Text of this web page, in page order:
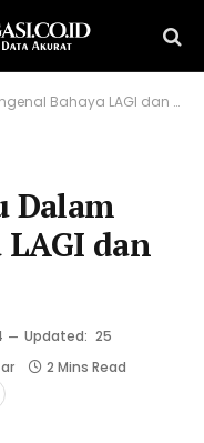
Bahaya LAGI dan HIV AIDS
Dalam
dan
Updated: 25
2 Mins Read